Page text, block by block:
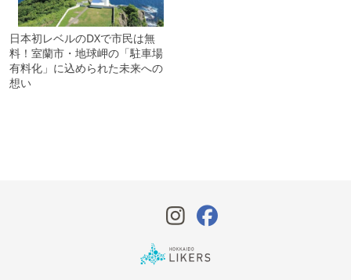
日本初レベルのDXで市民は無
料！室蘭市・地球岬の「駐車場
有料化」に込められた未来への
想い